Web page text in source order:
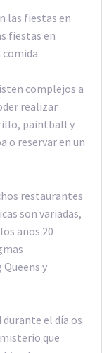
las fiestas en
fiestas en
complejos a
realizar
paintball y
o reservar en un
restaurantes
son variadas,
años 20
y
durante el día os
que